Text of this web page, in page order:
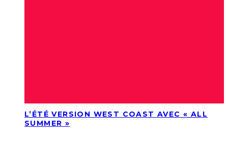
L’ÉTÉ VERSION WEST COAST AVEC « ALL
SUMMER »